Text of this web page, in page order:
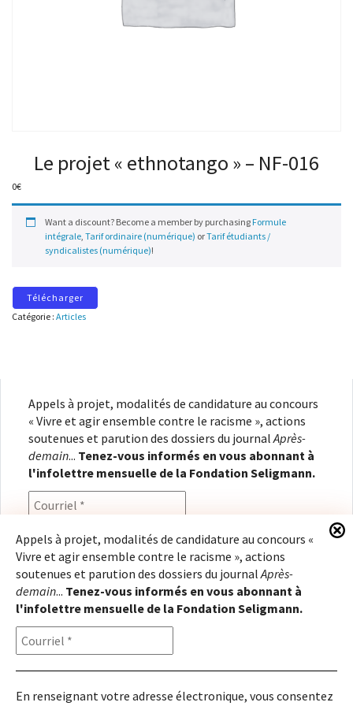
Le projet « ethnotango » – NF-016
0€
Want a discount? Become a member by purchasing Formule
intégrale, Tarif ordinaire (numérique) orTarif étudiants /
syndicalistes (numérique)!
Télécharger
Catégorie : Articles
Appels à projet, modalités de candidature au concours
« Vivre et agir ensemble contre le racisme », actions
soutenues et parution des dossiers du journal Après-
demain... Tenez-vous informés en vous abonnant à
l'infolettre mensuelle de la Fondation Seligmann.
En renseignant votre adresse électronique, vous
consentez à recevoir l'infolettre de la Fondation
Seligmann, conformément à notrepolitique de
confidentialité. Il vous sera possible de vous
désabonner à tout moment.
Appels à projet, modalités de candidature au concours «
Vivre et agir ensemble contre le racisme », actions
soutenues et parution des dossiers du journalAprès-
demain... Tenez-vous informés en vous abonnant à
l'infolettre mensuelle de la Fondation Seligmann.
En renseignant votre adresse électronique, vous consentez